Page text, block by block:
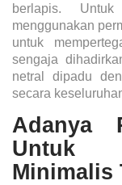
berlapis.
menggunakan
untuk
sengaja
netral dipadu
secara
Adanya
Untuk
Minimalis